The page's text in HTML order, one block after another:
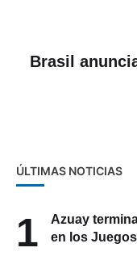
Brasil
ÚLTIMAS NOTICIAS
1
Azuay
en los